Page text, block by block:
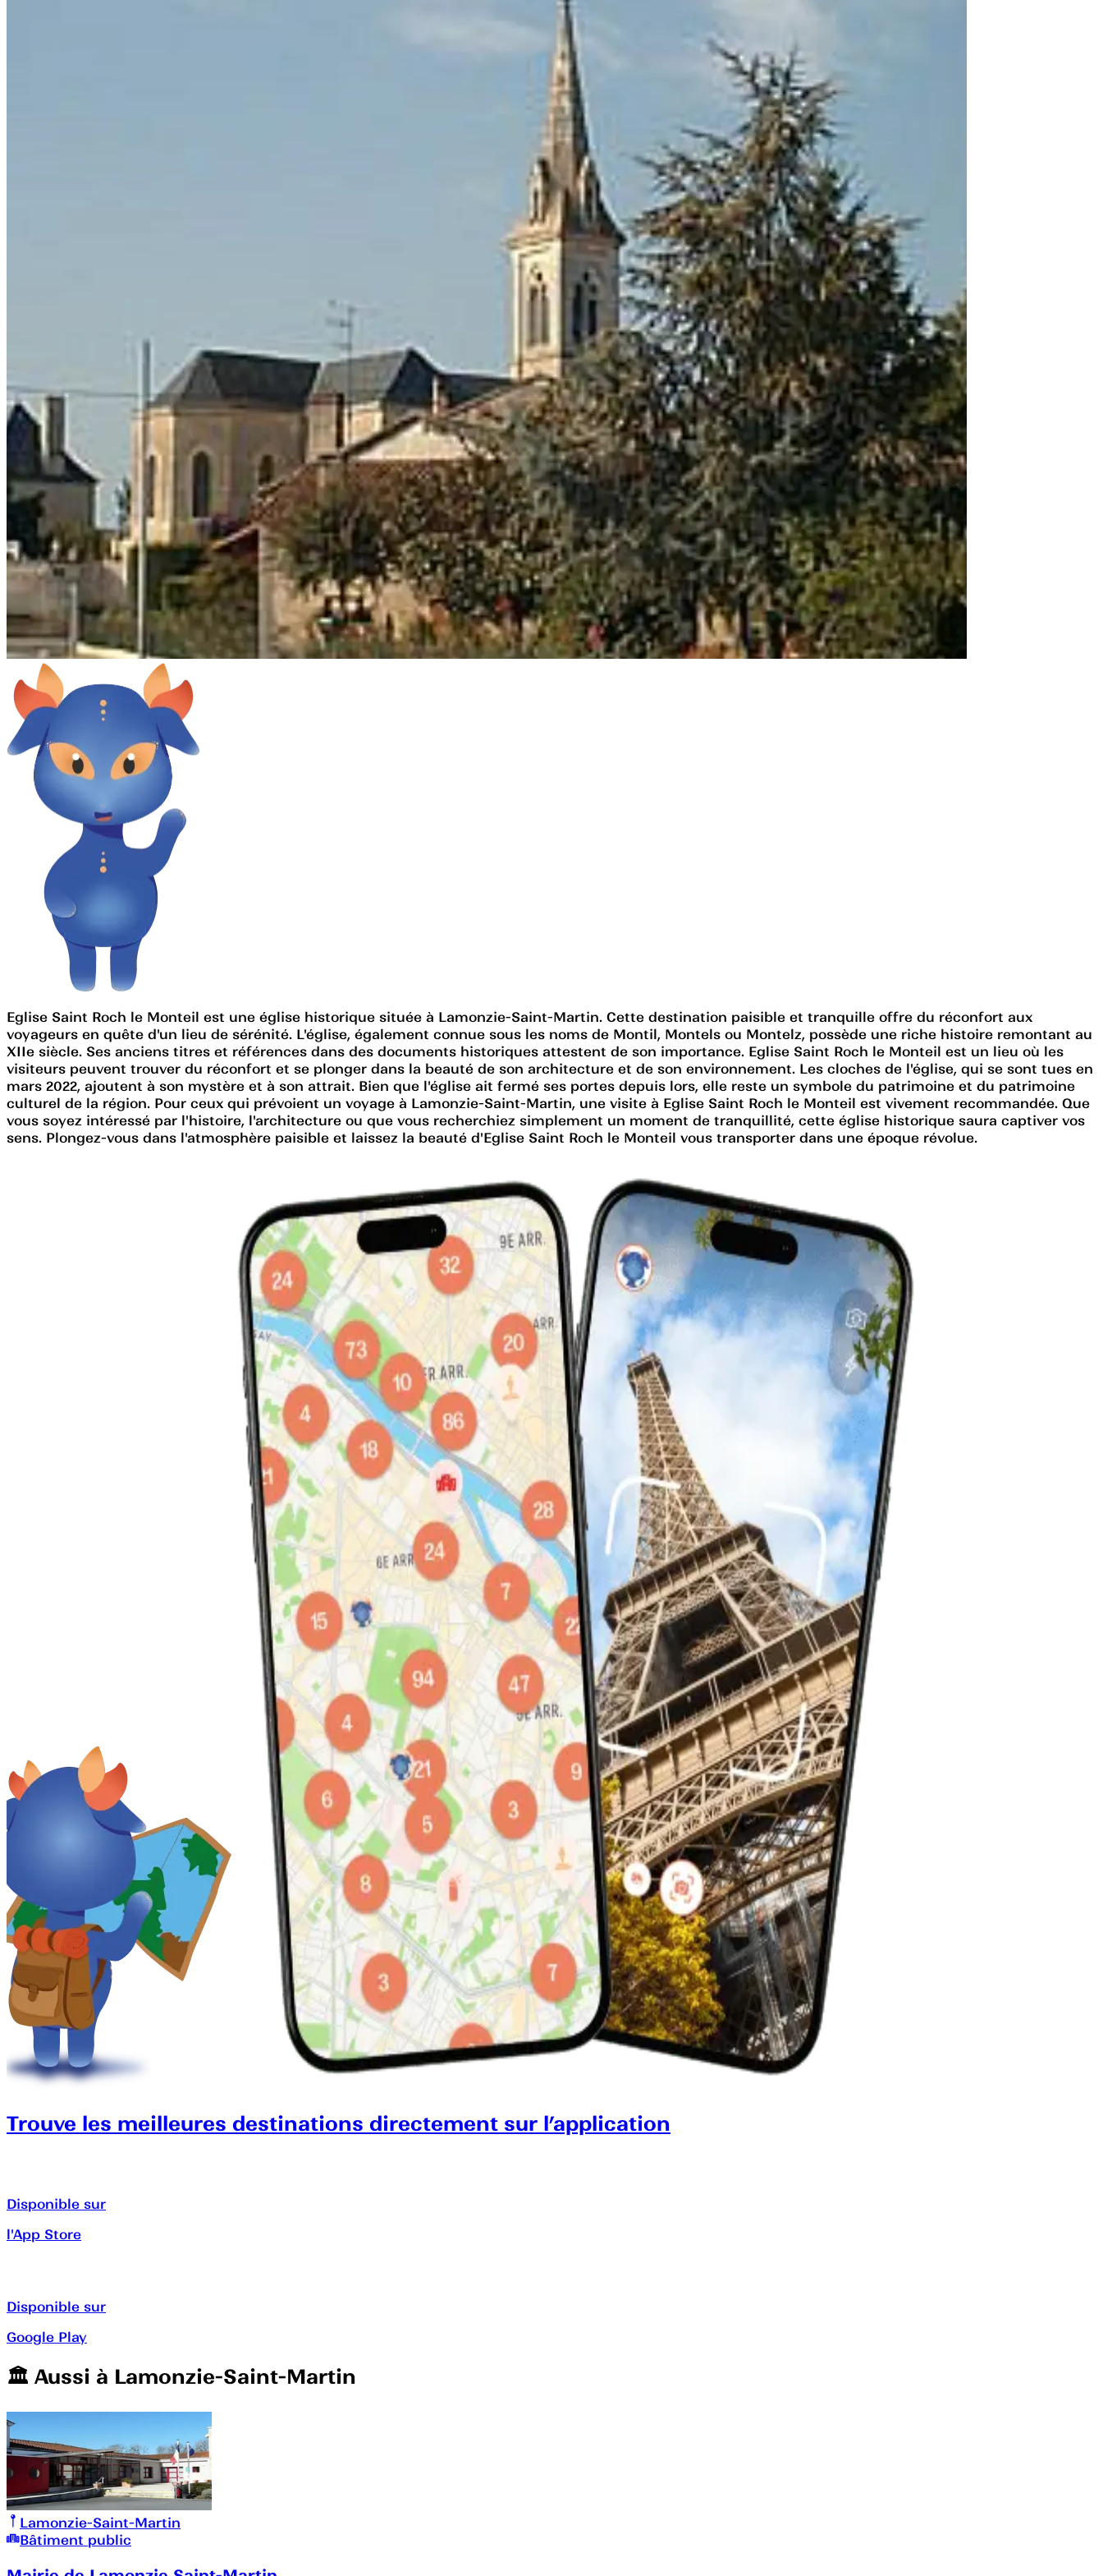
Eglise Saint Roch le Monteil est une église historique située à Lamonzie-Saint-Martin. Cette destination paisible et tranquille offre du réconfort aux
voyageurs en quête d'un lieu de sérénité. L'église, également connue sous les noms de Montil, Montels ou Montelz, possède une riche histoire remontant au
XIIe siècle. Ses anciens titres et références dans des documents historiques attestent de son importance. Eglise Saint Roch le Monteil est un lieu où les
visiteurs peuvent trouver du réconfort et se plonger dans la beauté de son architecture et de son environnement. Les cloches de l'église, qui se sont tues en
mars 2022, ajoutent à son mystère et à son attrait. Bien que l'église ait fermé ses portes depuis lors, elle reste un symbole du patrimoine et du patrimoine
culturel de la région. Pour ceux qui prévoient un voyage à Lamonzie-Saint-Martin, une visite à Eglise Saint Roch le Monteil est vivement recommandée. Que
vous soyez intéressé par l'histoire, l'architecture ou que vous recherchiez simplement un moment de tranquillité, cette église historique saura captiver vos
sens. Plongez-vous dans l'atmosphère paisible et laissez la beauté d'Eglise Saint Roch le Monteil vous transporter dans une époque révolue.
Trouve les meilleures destinations directement sur l’application
Disponible sur
l'App Store
Disponible sur
Google Play
🏛️️ Aussi à Lamonzie-Saint-Martin
Lamonzie-Saint-Martin
Bâtiment public